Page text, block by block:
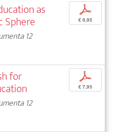
as
Sphere
12
p
€ 9,95
for
12
p
€ 7,95